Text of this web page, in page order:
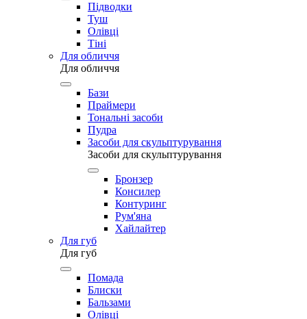
Підводки
Туш
Олівці
Тіні
Для обличчя
Для обличчя
Бази
Праймери
Тональні засоби
Пудра
Засоби для скульптурування
Засоби для скульптурування
Бронзер
Консилер
Контуринг
Рум'яна
Хайлайтер
Для губ
Для губ
Помада
Блиски
Бальзами
Олівці